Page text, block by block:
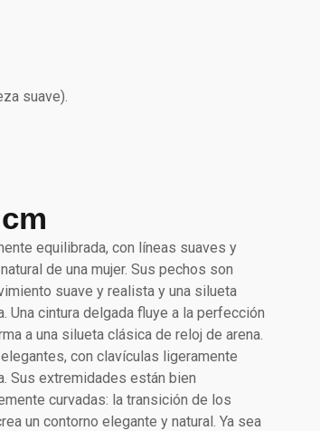
suave).
equilibrada, con líneas suaves y
de una mujer. Sus pechos son
suave y realista y una silueta
Una cintura delgada fluye a la perfección
a una silueta clásica de reloj de arena.
con clavículas ligeramente
Sus extremidades están bien
curvadas: la transición de los
un contorno elegante y natural. Ya sea